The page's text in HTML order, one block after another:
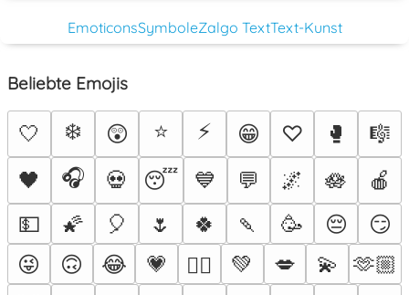
EmoticonsSymboleZalgo TextText-Kunst
Beliebte Emojis
🤍 ❄️ 😲 ⭐ ⚡ 😁 ♡ 🥊
🎼
🖤
🎧 💀 😴 💙 💬 🌌 🪷
🍎
💵
🌠 🎈 🌷 🍀 🍡 🥳 😔
😏
😜
🙃 😂 💗 ❤️‍🔥 💚 💋 💫
🫶🏼